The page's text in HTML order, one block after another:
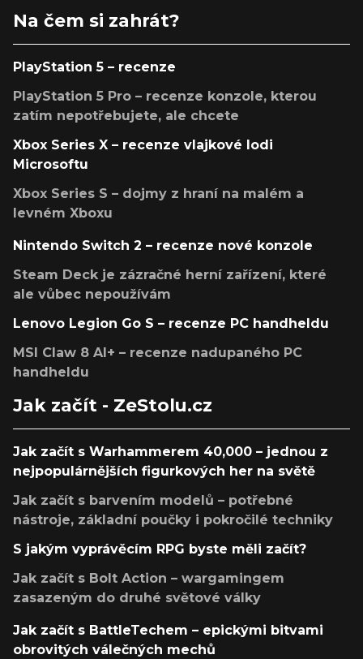
Na čem si zahrát?
PlayStation 5 – recenze
PlayStation 5 Pro – recenze konzole, kterou
zatím nepotřebujete, ale chcete
Xbox Series X – recenze vlajkové lodi
Microsoftu
Xbox Series S – dojmy z hraní na malém a
levném Xboxu
Nintendo Switch 2 – recenze nové konzole
Steam Deck je zázračné herní zařízení, které
ale vůbec nepoužívám
Lenovo Legion Go S – recenze PC handheldu
MSI Claw 8 AI+ – recenze nadupaného PC
handheldu
Jak začít - ZeStolu.cz
Jak začít s Warhammerem 40,000 – jednou z
nejpopulárnějších figurkových her na světě
Jak začít s barvením modelů – potřebné
nástroje, základní poučky i pokročilé techniky
S jakým vyprávěcím RPG byste měli začít?
Jak začít s Bolt Action – wargamingem
zasazeným do druhé světové války
Jak začít s BattleTechem – epickými bitvami
obrovitých válečných mechů